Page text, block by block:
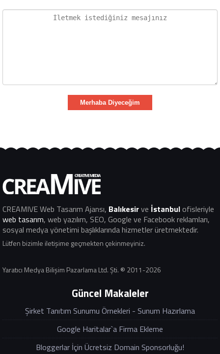
Merhaba Diyeceğim
CREAMIVE Web Tasarım Ajansı, Balıkesirve İstanbulofisleriyle
web tasarım, web yazılım, SEO, Google ve Facebook reklamları,
sosyal medya yönetimi başlıklarında hizmetler üretmektedir.
Lütfen bizimle iletişime geçmekten çekinmeyiniz.
Yaratıcı Medya Bilişim Pazarlama Ltd. Şti. ® 2011-2026
Güncel Makaleler
Şirket Tanıtım Sunumu Örnekleri - Sunum Hazırlama
Google Haritalar`a Firma Ekleme
Bloggerlar İçin Ücretsiz Domain Sponsorluğu!